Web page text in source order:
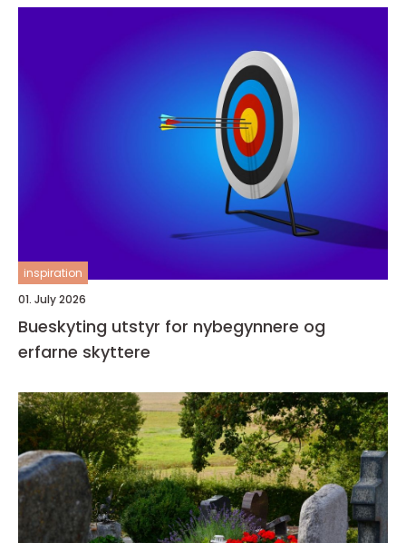
inspiration
01. July 2026
Bueskyting utstyr for nybegynnere og
erfarne skyttere